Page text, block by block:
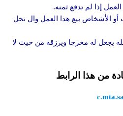
إذا لم تدفع ثمنه.
أو الأشخاص بيع هذا العمل وال نحل
يجعل له مخرجا ويرزقه من حيث لا
من هذا الرابط